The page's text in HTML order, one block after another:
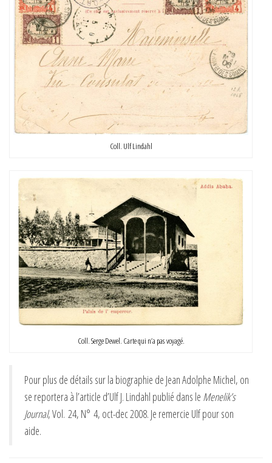
Coll. Ulf Lindahl
Coll. Serge Dewel. Carte qui n’a pas voyagé.
Pour plus de détails sur la biographie de Jean Adolphe Michel, on
se reportera à l’article d’Ulf J. Lindahl publié dans le Menelik’s
Journal, Vol. 24, N° 4, oct-dec 2008. Je remercie Ulf pour son
aide.